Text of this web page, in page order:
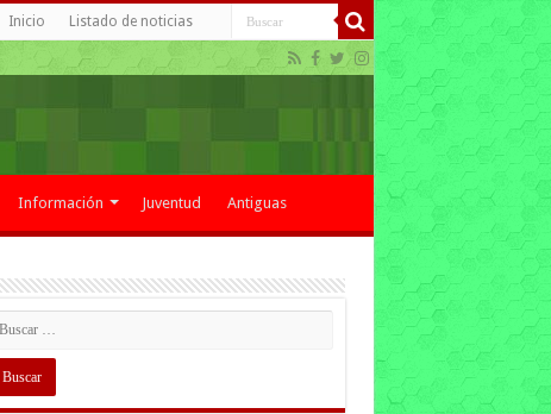
Inicio Listado de noticias
Información Juventud Antiguas